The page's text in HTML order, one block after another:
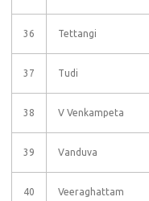
36 Tettangi
37 Tudi
38 V Venkampeta
39 Vanduva
40 Veeraghattam